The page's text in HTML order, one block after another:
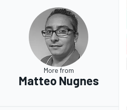
ENDURANCE/GT
More from
Matteo Nugnes